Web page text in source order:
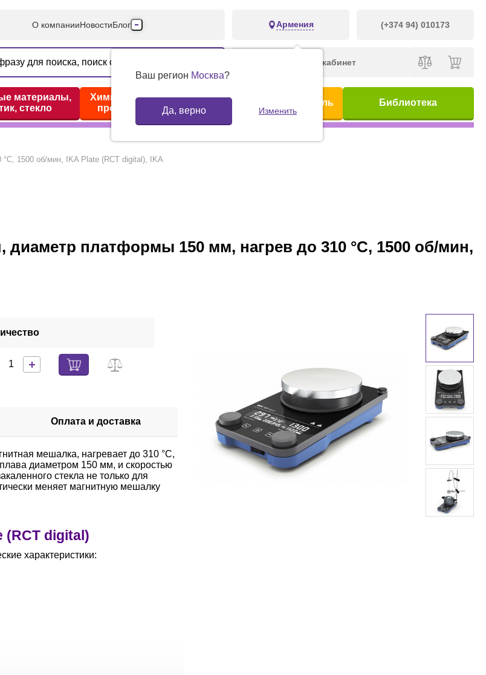
О компанииНовостиБлог
Производители
Партнеры
Контакты
Армения (+374 94) 010173
Ваш регион Москва?
Да, верно Изменить
Личный кабинет
материалы,
стекло
Химические реактивы,
препараты, наборы
Предметный указатель Библиотека
1500 об/мин, IKA Plate (RCT digital), IKA
платформы 150 мм, нагрев до 310 °С, 1500 об/мин,
Оплата и доставка
мешалка, нагревает до 310 °C,
диаметром 150 мм, и скоростью
стекла не только для
меняет магнитную мешалку
(RCT digital)
характеристики: